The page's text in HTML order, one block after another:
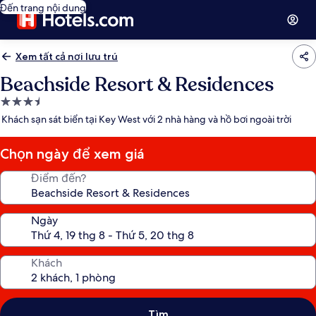
Đến trang nội dung
Xem tất cả nơi lưu trú
Beachside Resort & Residences
Nơi
lưu
3.5
sao
Khách sạn sát biển tại Key West với 2 nhà hàng và hồ bơi ngoài trời
Chọn ngày để xem giá
Điểm đến?
Ngày
Khách